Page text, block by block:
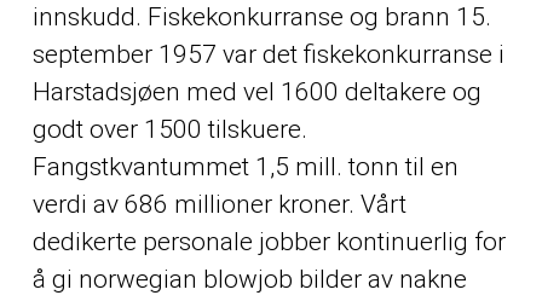
innskudd. Fiskekonkurranse og brann 15.
september 1957 var det fiskekonkurranse i
Harstadsjøen med vel 1600 deltakere og
godt over 1500 tilskuere.
Fangstkvantummet 1,5 mill. tonn til en
verdi av 686 millioner kroner. Vårt
dedikerte personale jobber kontinuerlig for
å gi norwegian blowjob bilder av nakne